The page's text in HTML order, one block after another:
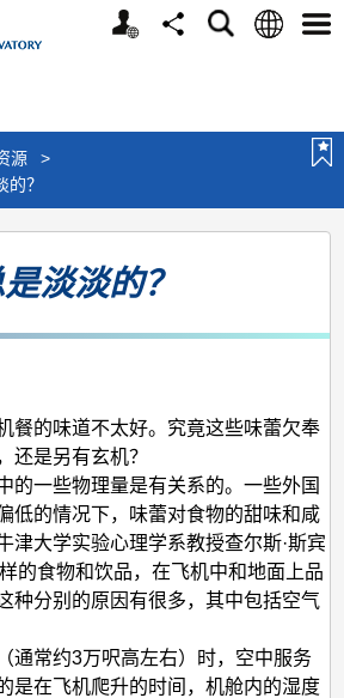
个
分
搜
语
选
源
>
？
淡淡的？
餐的味道不太好。究竟这些味蕾欠奉
还是另有玄机？
的一些物理量是有关系的。一些外国
低的情况下，味蕾对食物的甜味和咸
津大学实验心理学系教授查尔斯·斯宾
的食物和饮品，在飞机中和地面上品
种分别的原因有很多，其中包括空气
通常约3万呎高左右）时，空中服务
是在飞机爬升的时间，机舱内的湿度